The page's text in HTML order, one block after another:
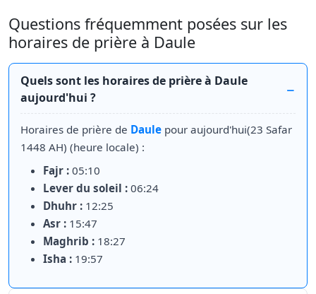
Questions fréquemment posées sur les
horaires de prière à Daule
Quels sont les horaires de prière à Daule
aujourd'hui ?
Horaires de prière de Daule pour aujourd'hui(23 Safar
1448 AH) (heure locale) :
Fajr : 05:10
Lever du soleil : 06:24
Dhuhr : 12:25
Asr : 15:47
Maghrib : 18:27
Isha : 19:57